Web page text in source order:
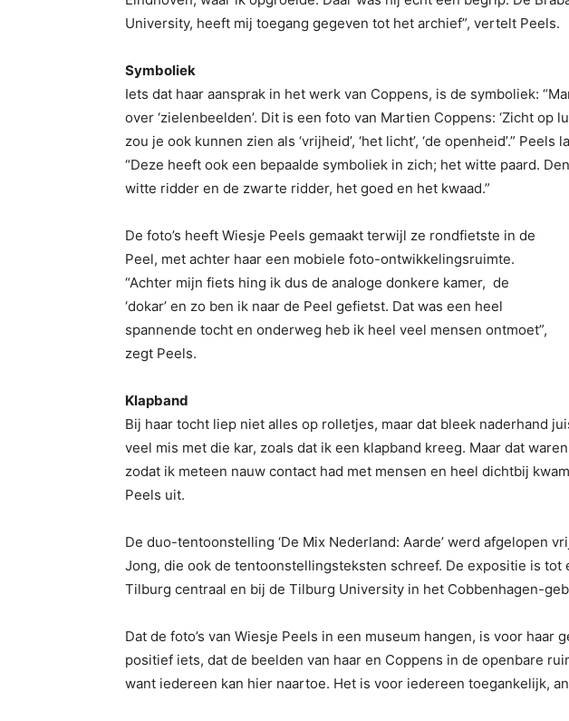
University, heeft mij toegang gegeven tot het archief”, vertelt Peels.
Symboliek
Iets dat haar aansprak in het werk van Coppens, is de symboliek:
over ‘zielenbeelden’. Dit is een foto van Martien Coppens: ‘Zicht op
zou je ook kunnen zien als ‘vrijheid’, ‘het licht’, ‘de openheid’.”
“Deze heeft ook een bepaalde symboliek in zich; het witte paard.
witte ridder en de zwarte ridder, het goed en het kwaad.”
De foto’s heeft Wiesje Peels gemaakt terwijl ze rondfietste in de
Peel, met achter haar een mobiele foto-ontwikkelingsruimte.
“Achter mijn fiets hing ik dus de analoge donkere kamer, de
‘dokar’ en zo ben ik naar de Peel gefietst. Dat was een heel
spannende tocht en onderweg heb ik heel veel mensen ontmoet”,
zegt Peels.
Klapband
Bij haar tocht liep niet alles op rolletjes, maar dat bleek naderhand
veel mis met die kar, zoals dat ik een klapband kreeg. Maar dat
zodat ik meteen nauw contact had met mensen en heel dichtbij
Peels uit.
De duo-tentoonstelling ‘De Mix Nederland: Aarde’ werd afgelopen
Jong, die ook de tentoonstellingsteksten schreef. De expositie is tot
Tilburg centraal en bij de Tilburg University in het Cobbenhagen-
Dat de foto’s van Wiesje Peels in een museum hangen, is voor haar
positief iets, dat de beelden van haar en Coppens in de openbare
want iedereen kan hier naartoe. Het is voor iedereen toegankelijk,